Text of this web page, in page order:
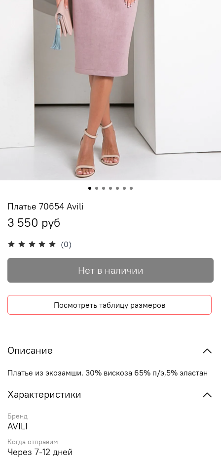
(0)
Платье 70654 Avili
3 550 руб
Нет в наличии
Посмотреть таблицу размеров
Описание
Платье из экозамши. 30% вискоза 65% п/э,5% эластан
Характеристики
Бренд
AVILI
Когда отправим
Через 7-12 дней